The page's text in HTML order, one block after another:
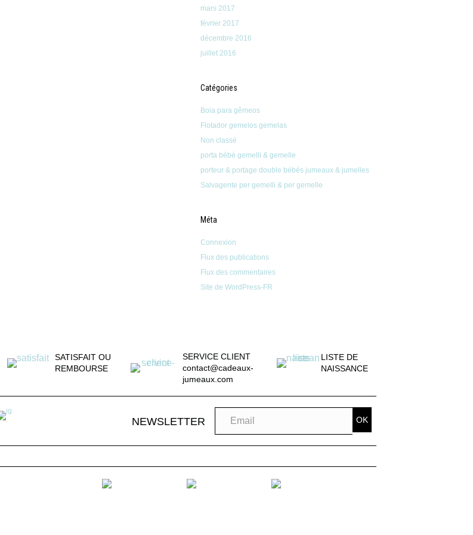
mars 2017
février 2017
décembre 2016
juillet 2016
Catégories
Boia para gêmeos
Flotador gemelos gemelas
Non classé
porta bébé gemelli & gemelle
porteur & portage double bébés jumeaux & jumelles
Salvagente per gemelli & per gemelle
Méta
Connexion
Flux des publications
Flux des commentaires
Site de WordPress-FR
SATISFAIT OU
REMBOURSE
SERVICE CLIENT
contact@cadeaux-
jumeaux.com
LISTE DE
NAISSANCE
NEWSLETTER OK